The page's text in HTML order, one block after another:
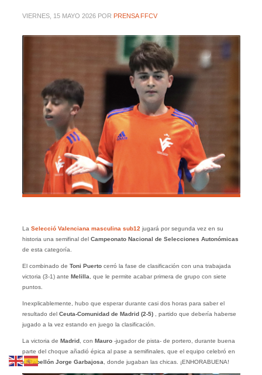
VIERNES, 15 MAYO 2026 POR PRENSA FFCV
La Selecció Valenciana masculina sub12jugará por segunda vez en su
historia una semifinal del Campeonato Nacional de Selecciones Autonómicas
de esta categoría.
El combinado de Toni Puertocerró la fase de clasificación con una trabajada
victoria (3-1) ante Melilla, que le permite acabar primera de grupo con siete
puntos.
Inexplicablemente, hubo que esperar durante casi dos horas para saber el
resultado delCeuta-Comunidad de Madrid (2-5) , partido que debería haberse
jugado a la vez estando en juego la clasificación.
La victoria de Madrid, con Mauro-jugador de pista- de portero, durante buena
parte del choque añadió épica al pase a semifinales, que el equipo celebró en
elPabellón Jorge Garbajosa, donde jugaban las chicas. ¡ENHORABUENA!